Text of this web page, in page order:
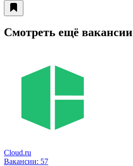
Смотреть ещё вакансии
Cloud.ru
Вакансии: 57